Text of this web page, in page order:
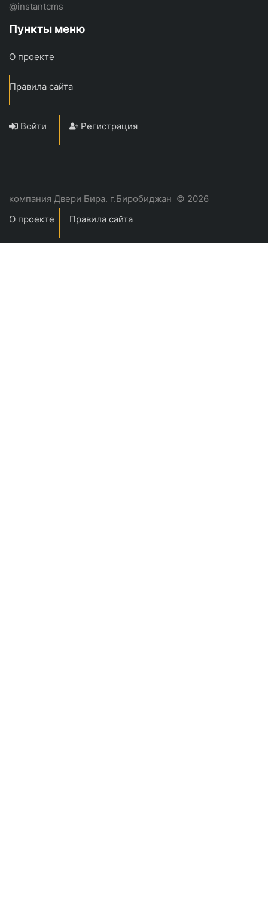
@instantcms
Пункты меню
О проекте
Правила сайта
Войти Регистрация
компания Двери Бира. г.Биробиджан © 2026
О проекте
Правила сайта